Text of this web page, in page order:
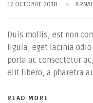
12 OCTOBRE 2018
Duis mollis, est non
ligula, eget lacinia
porta ac consectetur
elit libero, a pharetra
READ MORE